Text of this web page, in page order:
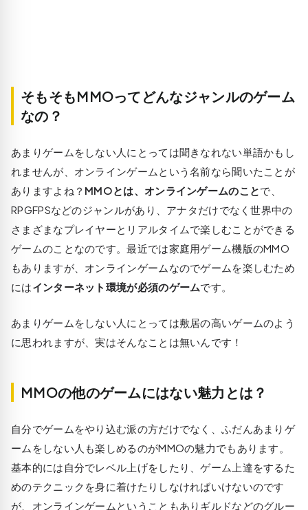
そもそもMMOってどんなジャンルのゲーム
なの？
あまりゲームをしない人にとっては聞きなれない単語かもし
れませんが、オンラインゲームという名前なら聞いたことが
ありますよね？ MMOとは、オンラインゲームのことで、
RPGFPSなどのジャンルがあり、アナタだけでなく世界中の
さまざまなプレイヤーとリアルタイムで楽しむことができる
ゲームのことなのです。最近では家庭用ゲーム機版のMMO
もありますが、オンラインゲームなのでゲームを楽しむため
にはインターネット環境が必須のゲームです。
あまりゲームをしない人にとっては敷居の高いゲームのよう
に思われますが、実はそんなことは無いんです！
MMOの他のゲームにはない魅力とは？
自分でゲームをやり込む派の方だけでなく、ふだんあまりゲ
ームをしない人も楽しめるのがMMOの魅力でもあります。
基本的には自分でレベル上げをしたり、ゲーム上達をするた
めのテクニックを身に着けたりしなければいけないのです
が、オンラインゲームということもありギルドなどのグルー